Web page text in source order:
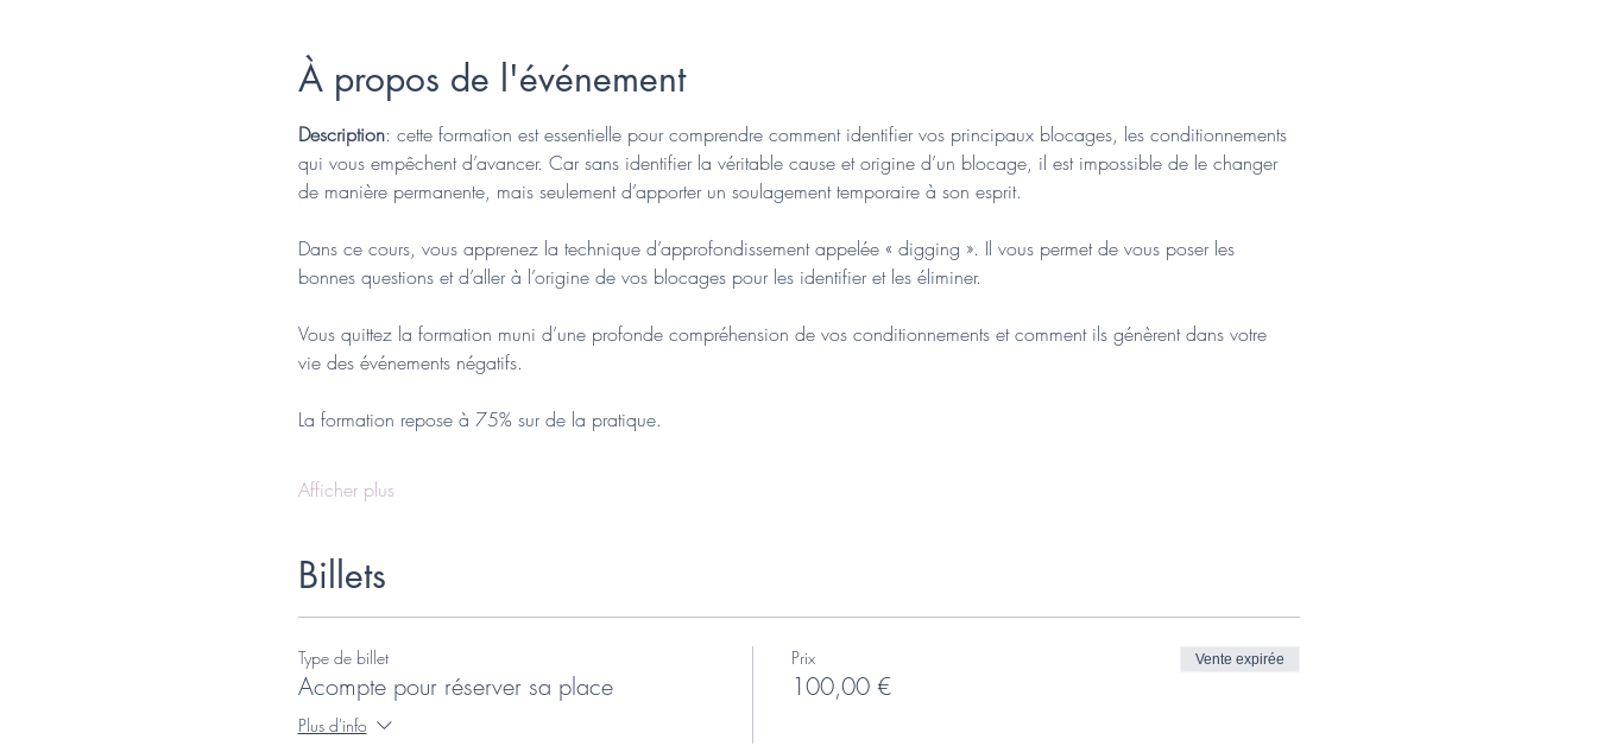
À propos de l'événement
Description: cette formation est essentielle pour comprendre comment identifier vos principaux blocages, les conditionnements
qui vous empêchent d’avancer. Car sans identifier la véritable cause et origine d’un blocage, il est impossible de le changer
de manière permanente, mais seulement d’apporter un soulagement temporaire à son esprit.
Dans ce cours, vous apprenez la technique d’approfondissement appelée « digging ». Il vous permet de vous poser les
bonnes questions et d’aller à l’origine de vos blocages pour les identifier et les éliminer.
Vous quittez la formation muni d’une profonde compréhension de vos conditionnements et comment ils génèrent dans votre
vie des événements négatifs.
La formation repose à 75% sur de la pratique.
Afficher plus
Billets
Type de billet
Acompte pour réserver sa place
Plus d'info
Prix
100,00 €
Vente expirée